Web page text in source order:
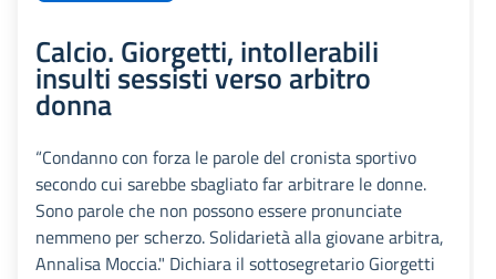
Calcio. Giorgetti, intollerabili
insulti sessisti verso arbitro
donna
“Condanno con forza le parole del cronista sportivo
secondo cui sarebbe sbagliato far arbitrare le donne.
Sono parole che non possono essere pronunciate
nemmeno per scherzo. Solidarietà alla giovane arbitra,
Annalisa Moccia." Dichiara il sottosegretario Giorgetti